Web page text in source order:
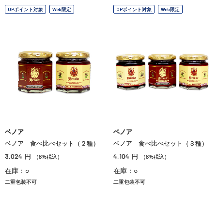
OPポイント対象 Web限定
ベノア
ベノア 食べ比べセット（２種）
3,024 円 （8%税込）
在庫：○
二重包装不可
OPポイント対象 Web限定
ベノア
ベノア 食べ比べセット（３種）
4,104 円 （8%税込）
在庫：○
二重包装不可